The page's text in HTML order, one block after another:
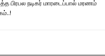
பிரபல நடிகர் மாரடைப்பால் மரணம்